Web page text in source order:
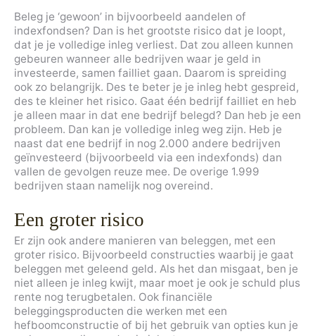
Beleg je ‘gewoon’ in bijvoorbeeld aandelen of
indexfondsen? Dan is het grootste risico dat je loopt,
dat je je volledige inleg verliest. Dat zou alleen kunnen
gebeuren wanneer alle bedrijven waar je geld in
investeerde, samen failliet gaan. Daarom is spreiding
ook zo belangrijk. Des te beter je je inleg hebt gespreid,
des te kleiner het risico. Gaat één bedrijf failliet en heb
je alleen maar in dat ene bedrijf belegd? Dan heb je een
probleem. Dan kan je volledige inleg weg zijn. Heb je
naast dat ene bedrijf in nog 2.000 andere bedrijven
geïnvesteerd (bijvoorbeeld via een indexfonds) dan
vallen de gevolgen reuze mee. De overige 1.999
bedrijven staan namelijk nog overeind.
Een groter risico
Er zijn ook andere manieren van beleggen, met een
groter risico. Bijvoorbeeld constructies waarbij je gaat
beleggen met geleend geld. Als het dan misgaat, ben je
niet alleen je inleg kwijt, maar moet je ook je schuld plus
rente nog terugbetalen. Ook financiële
beleggingsproducten die werken met een
hefboomconstructie of bij het gebruik van opties kun je